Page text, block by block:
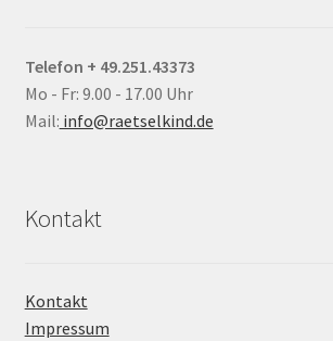
Telefon + 49.251.43373
Mo - Fr: 9.00 - 17.00 Uhr
Mail: info@raetselkind.de
Kontakt
Kontakt
Impressum